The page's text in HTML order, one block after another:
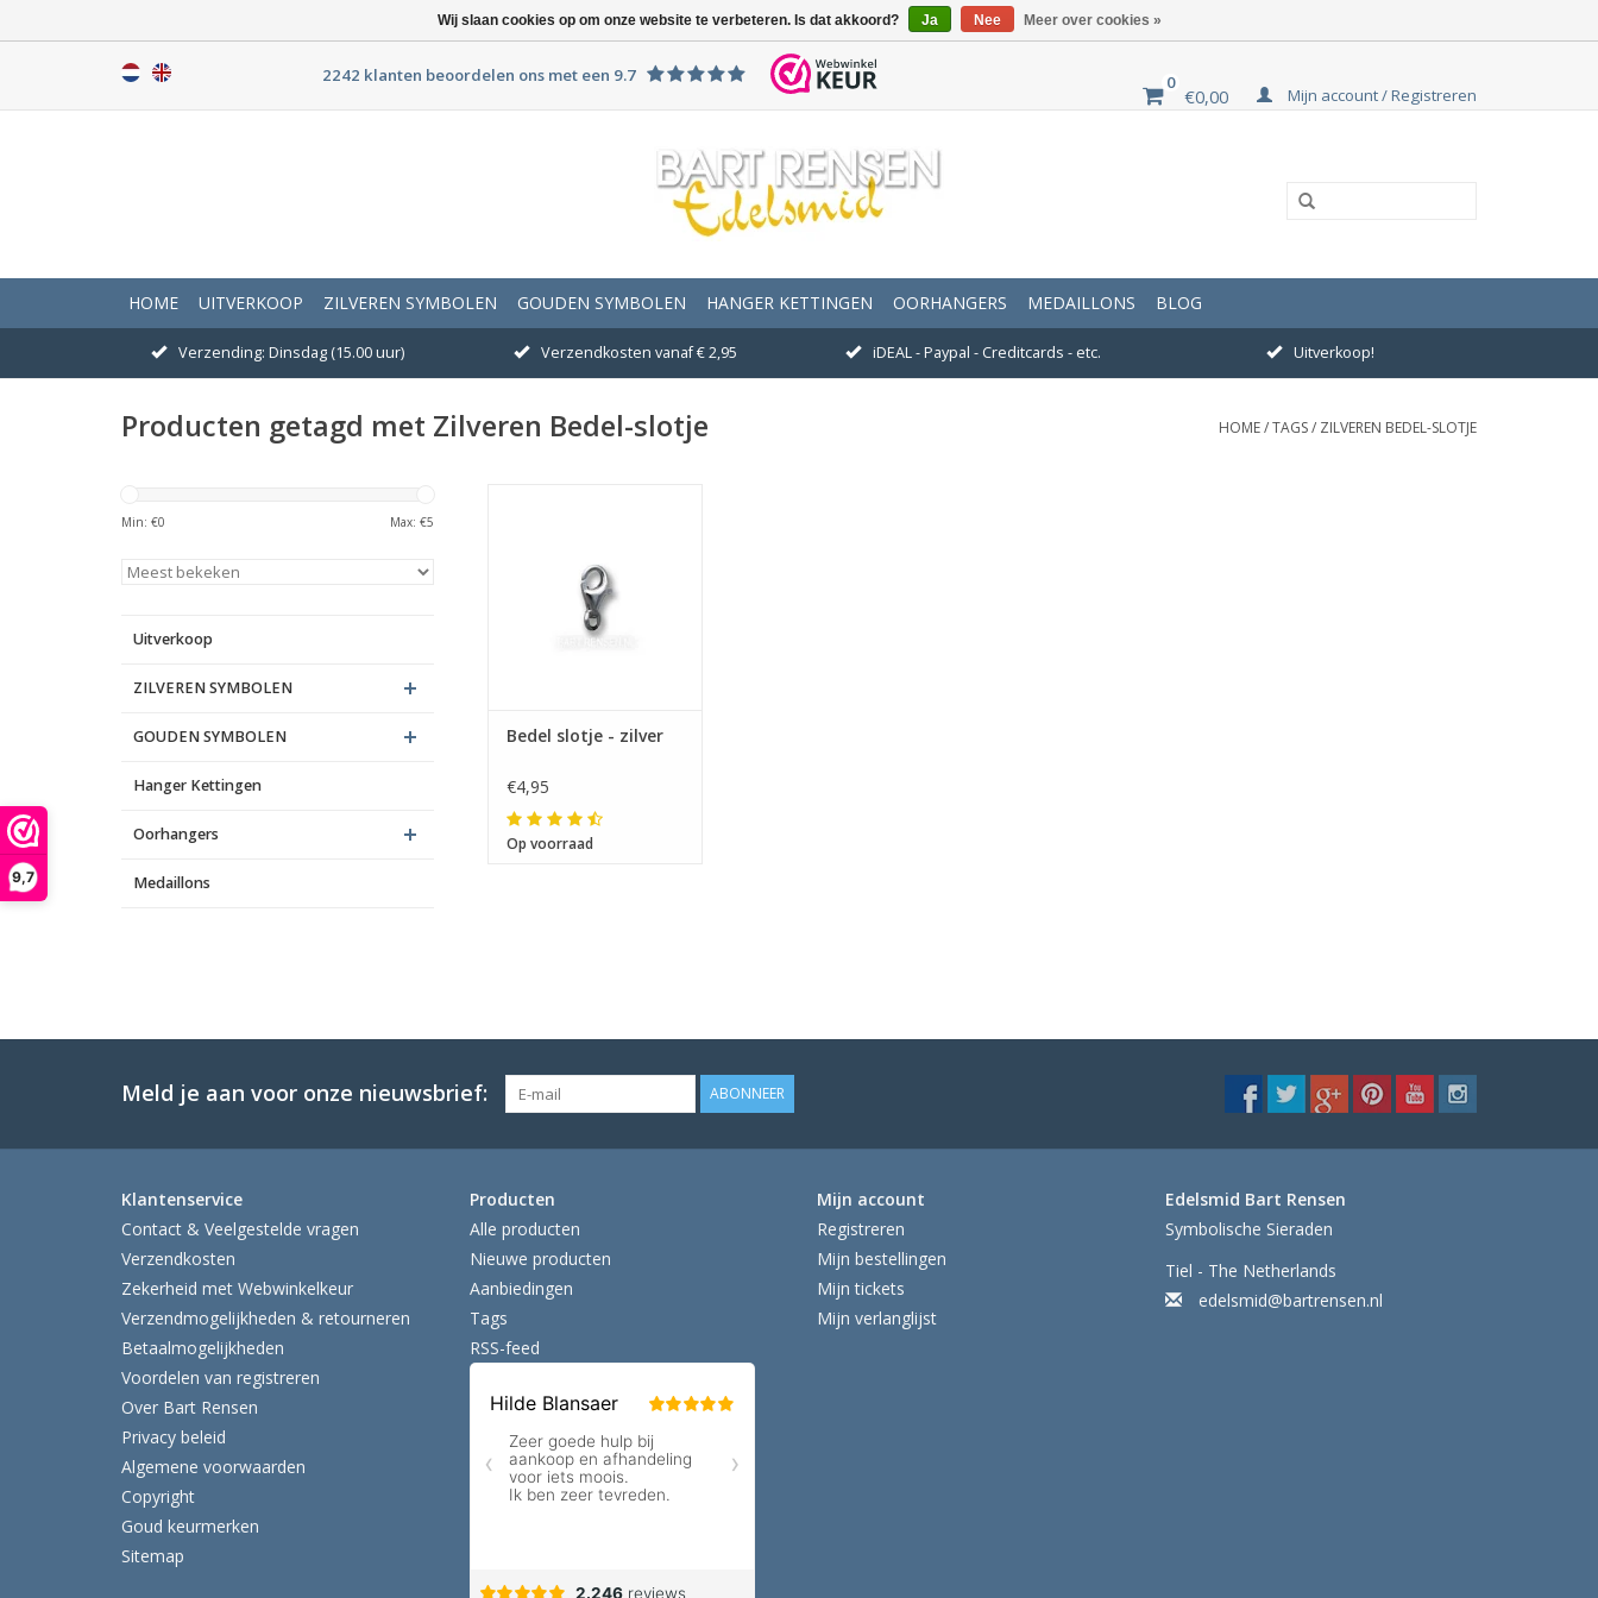
9,7
2242 klanten beoordelen ons met een 9.7 0
€0,00 Mijn account / Registreren
HOME UITVERKOOP ZILVEREN SYMBOLEN GOUDEN SYMBOLEN HANGER KETTINGEN OORHANGERS MEDAILLONS BLOG
Verzending: Dinsdag (15.00 uur) Verzendkosten vanaf € 2,95 iDEAL - Paypal - Creditcards - etc. Uitverkoop!
Producten getagd met Zilveren Bedel-slotje HOME/TAGS/ ZILVEREN BEDEL-SLOTJE
Min: €0 Max: €5
Uitverkoop
ZILVEREN SYMBOLEN
GOUDEN SYMBOLEN
Hanger Kettingen
Oorhangers
Medaillons
Bedel slotje - zilver
€4,95
Op voorraad
Meld je aan voor onze nieuwsbrief: ABONNEER
Klantenservice
Contact & Veelgestelde vragen
Verzendkosten
Zekerheid met Webwinkelkeur
Verzendmogelijkheden & retourneren
Betaalmogelijkheden
Voordelen van registreren
Over Bart Rensen
Privacy beleid
Algemene voorwaarden
Copyright
Goud keurmerken
Sitemap
Producten
Alle producten
Nieuwe producten
Aanbiedingen
Tags
RSS-feed
Mijn account
Registreren
Mijn bestellingen
Mijn tickets
Mijn verlanglijst
Edelsmid Bart Rensen
Symbolische Sieraden
Tiel - The Netherlands
edelsmid@bartrensen.nl
Wij slaan cookies op om onze website te verbeteren. Is dat akkoord? Ja Nee Meer over cookies »